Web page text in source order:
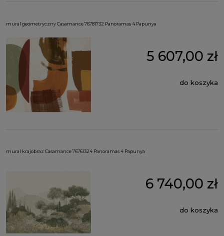
mural geometryczny Casamance 76781732 Panoramas 4 Papunya
5 607,00 zł
do koszyka
mural krajobraz Casamance 76761324 Panoramas 4 Papunya
6 740,00 zł
do koszyka